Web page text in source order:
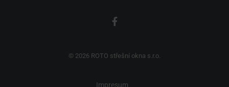
© 2026 ROTO střešní okna s.r.o.
Impresum